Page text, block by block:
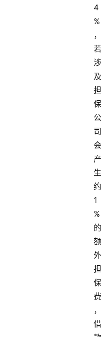
4
%
，
若
涉
及
担
保
公
司
会
产
生
约
1
%
的
额
外
担
保
费
，
借